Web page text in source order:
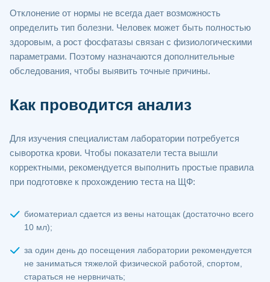
Отклонение от нормы не всегда дает возможность
определить тип болезни. Человек может быть полностью
здоровым, а рост фосфатазы связан с физиологическими
параметрами. Поэтому назначаются дополнительные
обследования, чтобы выявить точные причины.
Как проводится анализ
Для изучения специалистам лаборатории потребуется
сыворотка крови. Чтобы показатели теста вышли
корректными, рекомендуется выполнить простые правила
при подготовке к прохождению теста на ЩФ:
биоматериал сдается из вены натощак (достаточно всего
10 мл);
за один день до посещения лаборатории рекомендуется
не заниматься тяжелой физической работой, спортом,
стараться не нервничать;